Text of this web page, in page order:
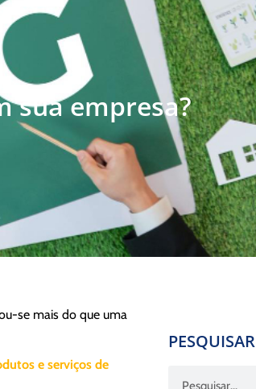
sua empresa?
se mais do que uma
e serviços de
PESQUISAR